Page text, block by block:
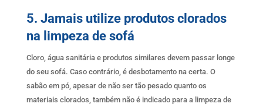
5. Jamais utilize produtos clorados
na limpeza de sofá
Cloro, água sanitária e produtos similares devem passar longe
do seu sofá. Caso contrário, é desbotamento na certa. O
sabão em pó, apesar de não ser tão pesado quanto os
materiais clorados, também não é indicado para a limpeza de